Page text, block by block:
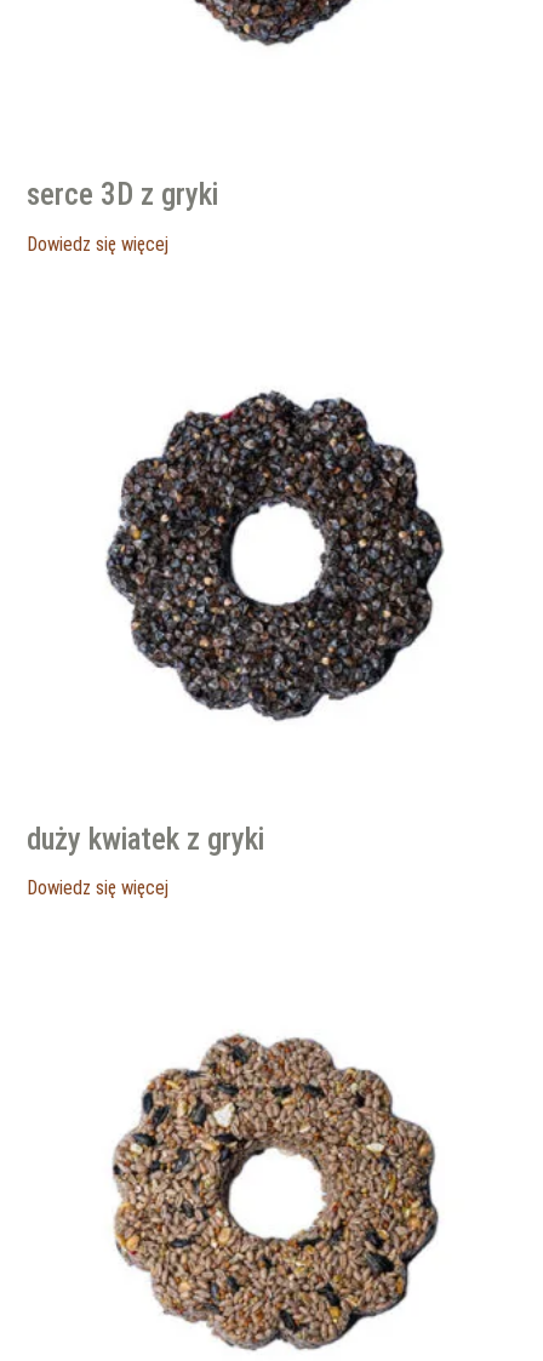
serce 3D z gryki
Dowiedz się więcej
duży kwiatek z gryki
Dowiedz się więcej